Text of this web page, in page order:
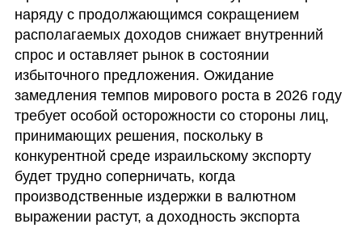
наряду с продолжающимся сокращением
располагаемых доходов снижает внутренний
спрос и оставляет рынок в состоянии
избыточного предложения. Ожидание
замедления темпов мирового роста в 2026 году
требует особой осторожности со стороны лиц,
принимающих решения, поскольку в
конкурентной среде израильскому экспорту
будет трудно соперничать, когда
производственные издержки в валютном
выражении растут, а доходность экспорта